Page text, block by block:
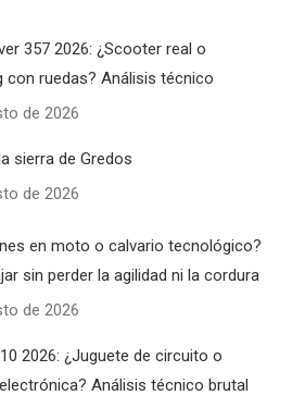
357 2026: ¿Scooter real o
con ruedas? Análisis técnico
de 2026
sierra de Gredos
de 2026
en moto o calvario tecnológico?
sin perder la agilidad ni la cordura
de 2026
2026: ¿Juguete de circuito o
Análisis técnico brutal